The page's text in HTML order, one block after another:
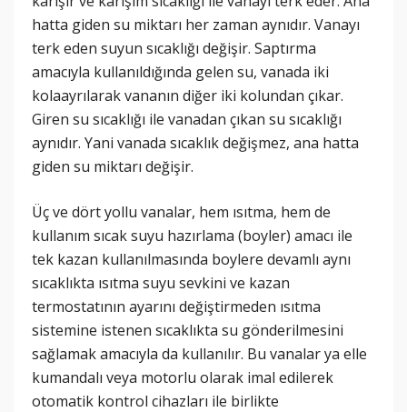
hatta giden su miktarı her zaman aynıdır. Vanayı
terk eden suyun sıcaklığı değişir. Saptırma
amacıyla kullanıldığında gelen su, vanada iki
kolaayrılarak vananın diğer iki kolundan çıkar.
Giren su sıcaklığı ile vanadan çıkan su sıcaklığı
aynıdır. Yani vanada sıcaklık değişmez, ana hatta
giden su miktarı değişir.
Üç ve dört yollu vanalar, hem ısıtma, hem de
kullanım sıcak suyu hazırlama (boyler) amacı ile
tek kazan kullanılmasında boylere devamlı aynı
sıcaklıkta ısıtma suyu sevkini ve kazan
termostatının ayarını değiştirmeden ısıtma
sistemine istenen sıcaklıkta su gönderilmesini
sağlamak amacıyla da kullanılır. Bu vanalar ya elle
kumandalı veya motorlu olarak imal edilerek
otomatik kontrol cihazları ile birlikte